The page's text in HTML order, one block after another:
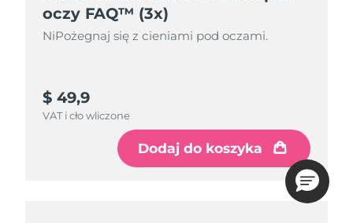
oczy FAQ™ (3x)
NiPożegnaj się z cieniami pod oczami.
$ 49,9
VAT i cło wliczone
Dodaj do koszyka